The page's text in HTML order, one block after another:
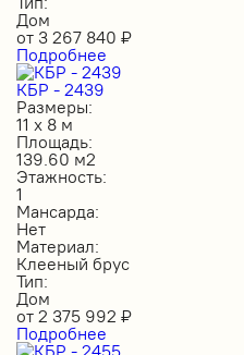
Дом
от 3 267 840 ₽
Подробнее
КБР - 2439
Размеры:
11 х 8 м
Площадь:
139.60 м2
Этажность:
1
Мансарда:
Нет
Материал:
Клееный брус
Тип:
Дом
от 2 375 992 ₽
Подробнее